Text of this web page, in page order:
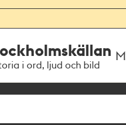
i ord, ljud och bild